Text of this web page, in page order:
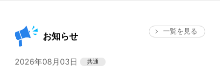
一覧を見る
お知らせ
2026年08月03日